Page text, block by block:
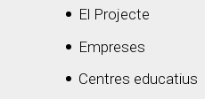
El Projecte
Empreses
Centres educatius